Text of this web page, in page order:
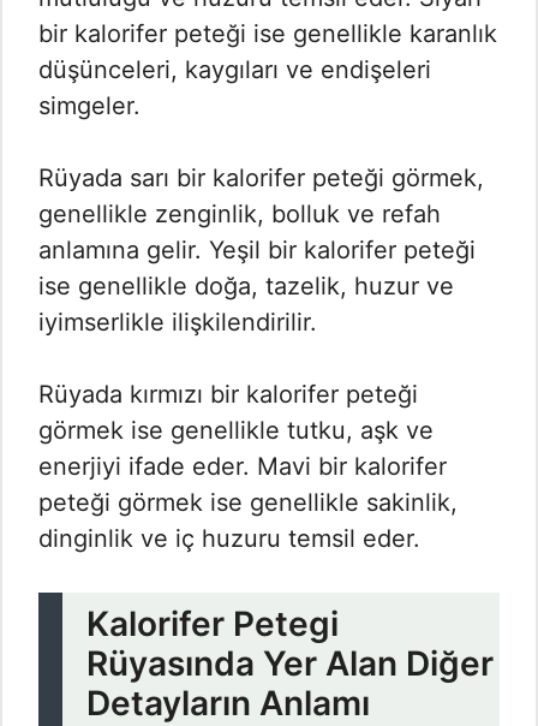
bir kalorifer peteği ise genellikle karanlık
düşünceleri, kaygıları ve endişeleri
simgeler.
Rüyada sarı bir kalorifer peteği görmek,
genellikle zenginlik, bolluk ve refah
anlamına gelir. Yeşil bir kalorifer peteği
ise genellikle doğa, tazelik, huzur ve
iyimserlikle ilişkilendirilir.
Rüyada kırmızı bir kalorifer peteği
görmek ise genellikle tutku, aşk ve
enerjiyi ifade eder. Mavi bir kalorifer
peteği görmek ise genellikle sakinlik,
dinginlik ve iç huzuru temsil eder.
Kalorifer Petegi
Rüyasında Yer Alan Diğer
Detayların Anlamı